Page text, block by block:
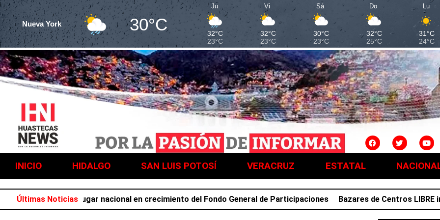
Nueva York 30°C
Ju
32°C
23°C
Vi
32°C
23°C
Sá
30°C
23°C
Do
32°C
25°C
Lu
31°C
24°C
INICIO HIDALGO SAN LUIS POTOSÍ VERACRUZ ESTATAL
Últimas Noticias
el primer lugar nacional en crecimiento del Fondo General de Participaciones Bazares de Centros LIBRE